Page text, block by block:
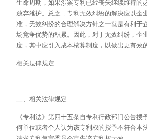
生命周期，如果涉案专利已经丧失继续维持的
放弃维护。总之，专利无效纠纷的解决应以企
准，无效纠纷的合理解决方针之一就是有利于
场竞争优势的积累。因此，对于无效纠纷，企
度，其中应引入成本核算制度，以做出更有效的
相关法律规定
二、相关法律规定
《专利法》第四十五条自专利行政部门公告授
何单位或者个人认为该专利权的授予不符合本